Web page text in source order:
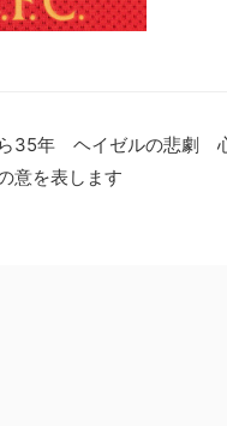
35年 ヘイゼルの悲劇
意を表します